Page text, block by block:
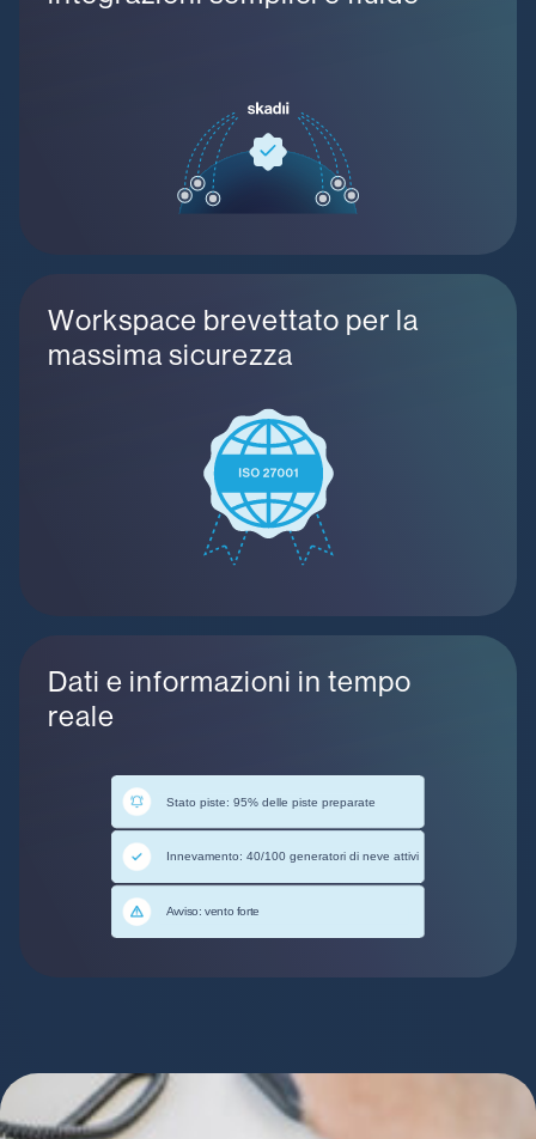
Workspace brevettato per la
massima sicurezza
Dati e informazioni in tempo
reale